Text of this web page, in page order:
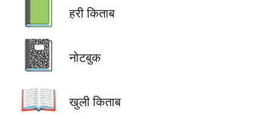
हरी किताब
📓 नोटबुक
📖 खुली किताब